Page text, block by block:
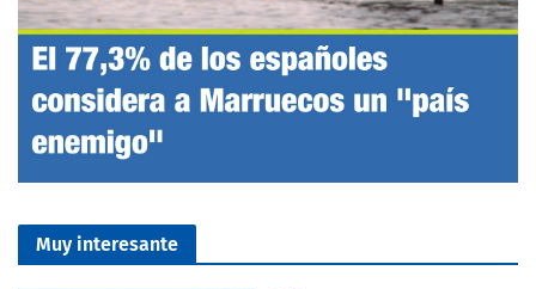
Muy interesante